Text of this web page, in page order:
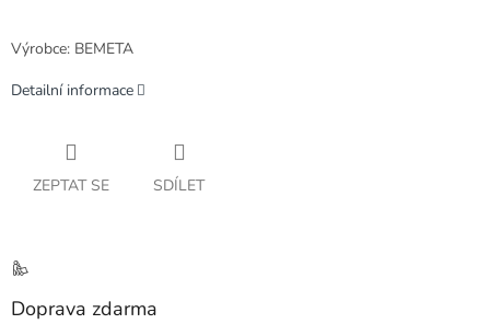
Výrobce: BEMETA
Detailní informace
ZEPTAT SE SDÍLET
Doprava zdarma